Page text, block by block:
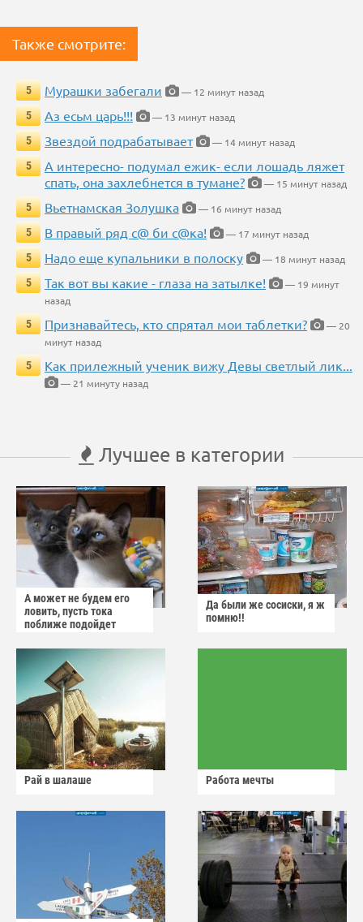
Также смотрите:
5 Мурашки забегали
— 12 минут назад
5
Аз есьм царь!!!
— 13 минут назад
5
Звездой подрабатывает
— 14 минут назад
5
А интересно- подумал ежик- если лошадь ляжет
спать, она захлебнется в тумане?
— 15 минут назад
5
Вьетнамская Золушка
— 16 минут назад
5
В правый ряд с@ би с@ка!
— 17 минут назад
5
Надо еще купальники в полоску
— 18 минут назад
5
Так вот вы какие - глаза на затылке!
— 19 минут
назад
5
Признавайтесь, кто спрятал мои таблетки?
— 20
минут назад
5
Как прилежный ученик вижу Девы светлый лик...
— 21 минуту назад
Лучшее в категории
А может не будем его
ловить, пусть тока
поближе подойдет
Да были же сосиски, я ж
помню!!
Рай в шалаше Работа мечты